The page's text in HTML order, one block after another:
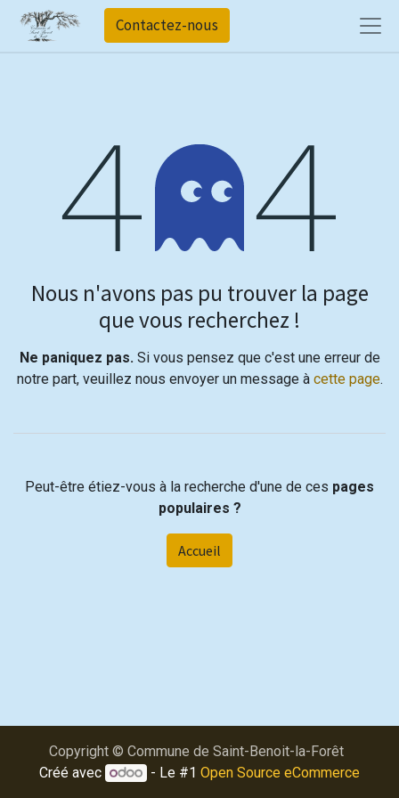
Contactez-nous
Erreur 404
Nous n'avons pas pu trouver la page
que vous recherchez !
Ne paniquez pas. Si vous pensez que c'est une erreur de
notre part, veuillez nous envoyer un message à cette page.
Peut-être étiez-vous à la recherche d'une de ces pages
populaires ?
Accueil
Copyright © Commune de Saint-Benoit-la-Forêt
Créé avec
- Le #1 Open Source eCommerce